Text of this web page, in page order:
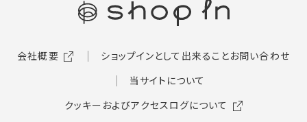
会社概要 ショップインとして出来ることお問い合わせ
当サイトについて
クッキーおよびアクセスログについて